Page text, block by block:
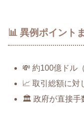
📊 異例ポイント
💸 約100億ドル
📈 取引総額に対
🏛️ 政府が直接手